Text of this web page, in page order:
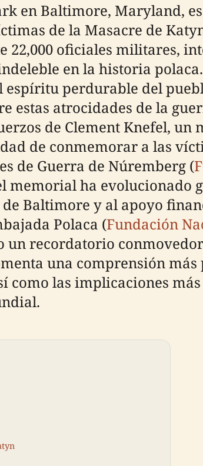
en Baltimore, Maryland,
de la Masacre de
22,000 oficiales militares,
en la historia
perdurable del
estas atrocidades de la
de Clement Knefel, un
de conmemorar a las
de Guerra de Núremberg (
memorial ha evolucionado
Baltimore y al apoyo
Polaca (Fundación
recordatorio
una comprensión
como las implicaciones